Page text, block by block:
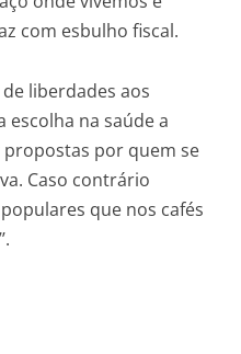
com esbulho fiscal.
liberdades aos
escolha na saúde a
por quem se
Caso contrário
que nos cafés